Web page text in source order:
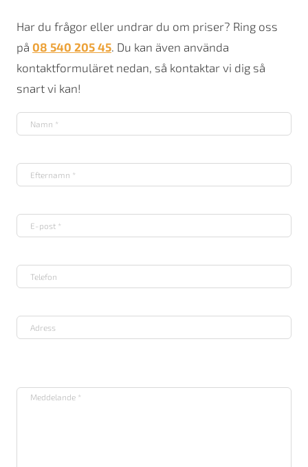
Har du frågor eller undrar du om priser? Ring oss
på 08 540 205 45. Du kan även använda
kontaktformuläret nedan, så kontaktar vi dig så
snart vi kan!